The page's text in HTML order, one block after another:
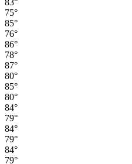
75°
85°
76°
86°
78°
87°
80°
85°
80°
84°
79°
84°
79°
84°
79°